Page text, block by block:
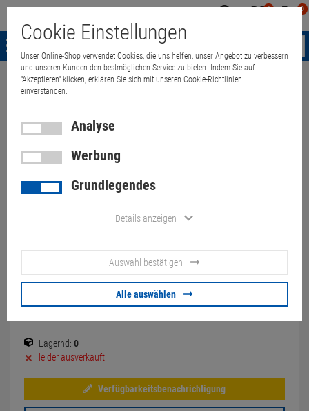
0 0
Menü
Weiter einkaufen
15,6" FullHD Dell Latitude
E5550 i5 5300U 2,3GHz 8 GB
128GB SSD (Akku 80%)
123,00 €
Lagernd: 0
leider ausverkauft
Verfügbarkeitsbenachrichtigung
Cookie Einstellungen
Unser Online-Shop verwendet Cookies, die uns helfen, unser Angebot zu verbessern
und unseren Kunden den bestmöglichen Service zu bieten. Indem Sie auf
"Akzeptieren" klicken, erklären Sie sich mit unseren Cookie-Richtlinien
einverstanden.
Analyse
Werbung
Grundlegendes
Details anzeigen
Auswahl bestätigen
Alle auswählen